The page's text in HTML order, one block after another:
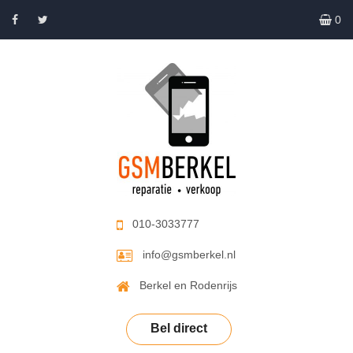
0
010-3033777
info@gsmberkel.nl
Berkel en Rodenrijs
Bel direct